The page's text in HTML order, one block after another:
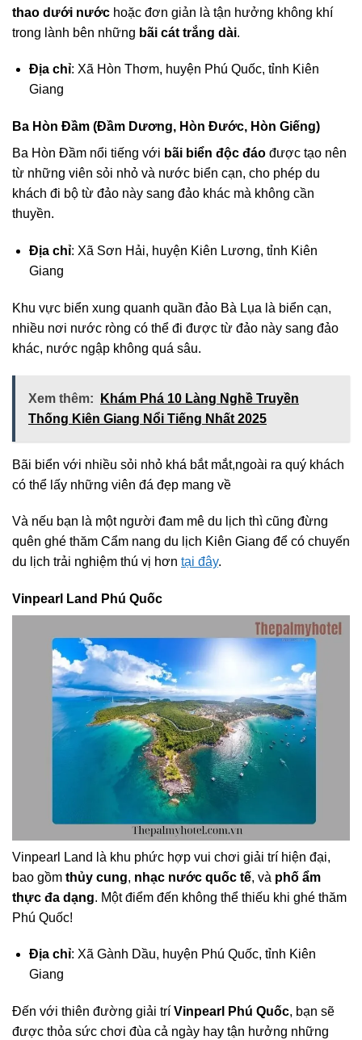
thao dưới nước hoặc đơn giản là tận hưởng không khí
trong lành bên những bãi cát trắng dài.
Địa chỉ: Xã Hòn Thơm, huyện Phú Quốc, tỉnh Kiên
Giang
Ba Hòn Đầm (Đầm Dương, Hòn Đước, Hòn Giếng)
Ba Hòn Đầm nổi tiếng với bãi biển độc đáo được tạo nên
từ những viên sỏi nhỏ và nước biển cạn, cho phép du
khách đi bộ từ đảo này sang đảo khác mà không cần
thuyền.
Địa chỉ: Xã Sơn Hải, huyện Kiên Lương, tỉnh Kiên
Giang
Khu vực biển xung quanh quần đảo Bà Lụa là biển cạn,
nhiều nơi nước ròng có thể đi được từ đảo này sang đảo
khác, nước ngập không quá sâu.
Xem thêm:
Khám Phá 10 Làng Nghề Truyền
Thống Kiên Giang Nổi Tiếng Nhất 2025
Bãi biển với nhiều sỏi nhỏ khá bắt mắt,ngoài ra quý khách
có thể lấy những viên đá đẹp mang về
Và nếu bạn là một người đam mê du lịch thì cũng đừng
quên ghé thăm Cẩm nang du lịch Kiên Giang để có chuyến
du lịch trải nghiệm thú vị hơn tại đây.
Vinpearl Land Phú Quốc
Vinpearl Land là khu phức hợp vui chơi giải trí hiện đại,
bao gồm thủy cung, nhạc nước quốc tế, và phố ẩm
thực đa dạng. Một điểm đến không thể thiếu khi ghé thăm
Phú Quốc!
Địa chỉ: Xã Gành Dầu, huyện Phú Quốc, tỉnh Kiên
Giang
Đến với thiên đường giải trí Vinpearl Phú Quốc, bạn sẽ
được thỏa sức chơi đùa cả ngày hay tận hưởng những